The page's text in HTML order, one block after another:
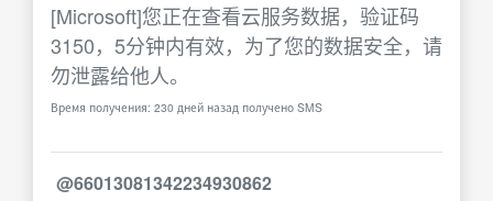
[Microsoft]您正在查看云服务数据，验证码
3150，5分钟内有效，为了您的数据安全，请
勿泄露给他人。
Время получения: 230 дней назад получено SMS
@66013081342234930862